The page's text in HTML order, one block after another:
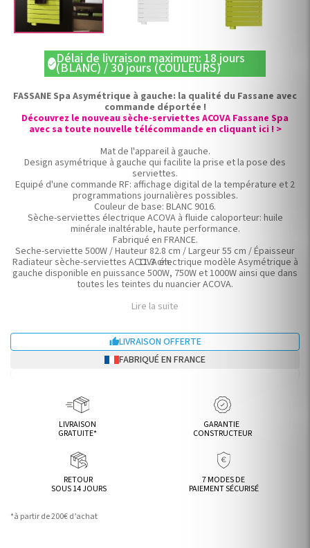
checkDélai de livraison maximum: 18 jours
(BLANC) / 30 jours (COULEURS)
FASSANE Spa Asymétrique à gauche: la qualité du Fassane avec
commande déportée !
Découvrez le nouveau sèche-serviettes ACOVA Fassane Spa
avec sa toute nouvelle télécommande en cliquant ici ! >
Mat de l'appareil à gauche.
Design asymétrique à gauche qui facilite la prise et la pose des
serviettes.
Equipé d'une commande RF: affichage digital de la température et 2
programmations journalières possibles.
Couleur de base: BLANC 9016.
Sèche-serviettes électrique ACOVA à fluide caloporteur: huile
minérale inaltérable, haute performance.
Fabriqué en FRANCE.
Seche-serviette 500W / Hauteur 82.8 cm / Largeur 55 cm / Épaisseur
11.3 cm.
Radiateur sèche-serviettes ACOVA électrique modèle Asymétrique à
gauche disponible en puissance 500W, 750W et 1000W ainsi que dans
toutes les teintes du nuancier ACOVA.
Lire la suite
LIVRAISON OFFERTE
FABRIQUÉ EN FRANCE
LIVRAISON
GRATUITE*
GARANTIE
CONSTRUCTEUR
RETOUR
SOUS 14 JOURS
7 MODES DE
PAIEMENT SÉCURISÉ
*à partir de 200€ d’achat